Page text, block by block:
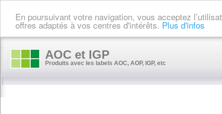
En poursuivant votre navigation, vous acceptez
offres adaptés à vos centres d'intérêts. Plus d'infos
AOC et IGP
Produits avec les labels AOC, AOP, IGP, etc